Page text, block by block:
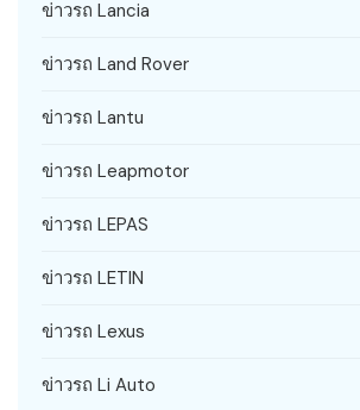
ข่าวรถ Lancia
ข่าวรถ Land Rover
ข่าวรถ Lantu
ข่าวรถ Leapmotor
ข่าวรถ LEPAS
ข่าวรถ LETIN
ข่าวรถ Lexus
ข่าวรถ Li Auto